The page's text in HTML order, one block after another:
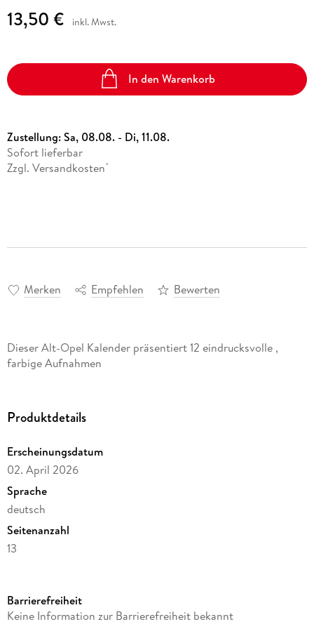
13,50 € inkl. Mwst.
In den Warenkorb
Zustellung:Sa, 08.08. - Di, 11.08.
Sofort lieferbar
Zzgl. Versandkosten *
Merken Empfehlen Bewerten
Dieser Alt-Opel Kalender präsentiert 12 eindrucksvolle ,
farbige Aufnahmen
Produktdetails
Erscheinungsdatum
02. April 2026
Sprache
deutsch
Seitenanzahl
13
Produktart
Barrierefreiheit
Keine Information zur Barrierefreiheit bekannt